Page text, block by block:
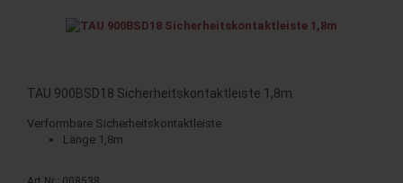
TAU 900BSD18 Si­cher­heits­kon­takt­leis­te 1,8m
Ver­form­ba­re Si­cher­heits­kon­takt­leis­te
Länge 1,8m